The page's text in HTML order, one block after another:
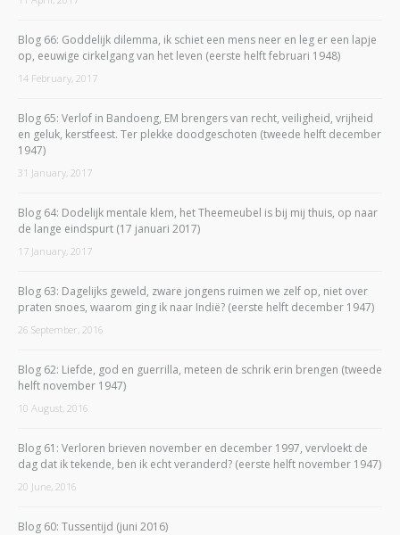
Blog 66: Goddelijk dilemma, ik schiet een mens neer en leg er een lapje
op, eeuwige cirkelgang van het leven (eerste helft februari 1948)
14 February, 2017
Blog 65: Verlof in Bandoeng, EM brengers van recht, veiligheid, vrijheid
en geluk, kerstfeest. Ter plekke doodgeschoten (tweede helft december
1947)
31 January, 2017
Blog 64: Dodelijk mentale klem, het Theemeubel is bij mij thuis, op naar
de lange eindspurt (17 januari 2017)
17 January, 2017
Blog 63: Dagelijks geweld, zware jongens ruimen we zelf op, niet over
praten snoes, waarom ging ik naar Indië? (eerste helft december 1947)
26 September, 2016
Blog 62: Liefde, god en guerrilla, meteen de schrik erin brengen (tweede
helft november 1947)
10 August, 2016
Blog 61: Verloren brieven november en december 1997, vervloekt de
dag dat ik tekende, ben ik echt veranderd? (eerste helft november 1947)
20 June, 2016
Blog 60: Tussentijd (juni 2016)